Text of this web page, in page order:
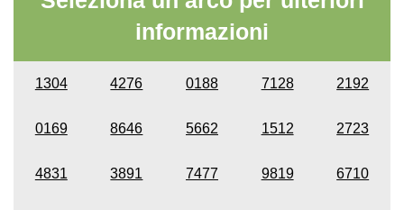
informazioni
1304 4276 0188 7128 2192
0169 8646 5662 1512 2723
4831 3891 7477 9819 6710